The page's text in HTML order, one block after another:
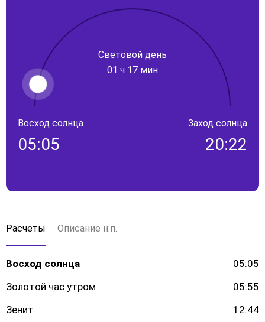
Световой день
01 ч 17 мин
Восход солнца
05:05
Заход солнца
20:22
Расчеты Описание н.п.
Восход солнца
05:05
Золотой час утром
05:55
Зенит
12:44